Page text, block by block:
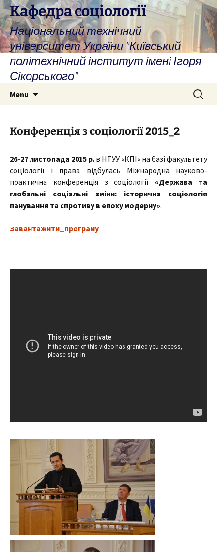
Skip
to
content
Кафедра соціології
Національний технічний
університет України "Київський
політехнічний інститут імені Ігоря
Сікорського"
Menu
Search
for:
Конференція з соціології 2015_2
26-27 листопада 2015 р. в НТУУ «КПІ» на базі факультету
соціології і права відбулась Міжнародна науково-
практична конференція з соціології «Держава та
глобальні соціальні зміни: історична соціологія
панування та спротиву в епоху модерну».
Завантажити_програму